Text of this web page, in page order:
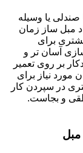
یا وسیله
مبل ساز زمان
برای
آسان تر و
بر روی تعمیر
مورد نیاز برای
در سپردن کار
و بجاست.
مبل